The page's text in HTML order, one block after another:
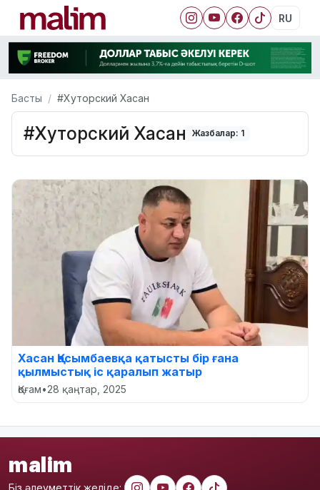
RU
Басты #Хуторский Хасан
#Хуторский Хасан Жазбалар: 1
Хасан Қасымбаевқа қатысты бір ғана
қылмыстық іс қаралып жатыр
Қоғам•28 қаңтар, 2025
malim